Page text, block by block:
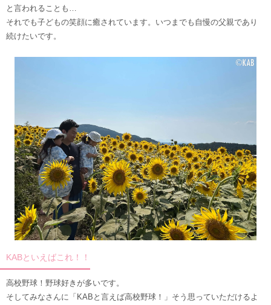
と言われることも…
それでも子どもの笑顔に癒されています。いつまでも自慢の父親であり
続けたいです。
KABといえばこれ！！
高校野球！野球好きが多いです。
そしてみなさんに「KABと言えば高校野球！」そう思っていただけるよ